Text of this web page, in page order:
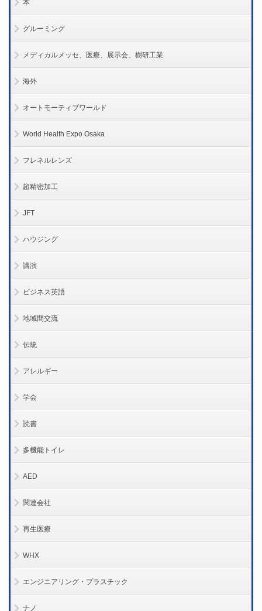
本
グルーミング
メディカルメッセ、医療、展示会、樹研工業
海外
オートモーティブワールド
World Health Expo Osaka
フレネルレンズ
超精密加工
JFT
ハウジング
講演
ビジネス英語
地域間交流
伝統
アレルギー
学会
読書
多機能トイレ
AED
関連会社
再生医療
WHX
エンジニアリング・プラスチック
ナノ